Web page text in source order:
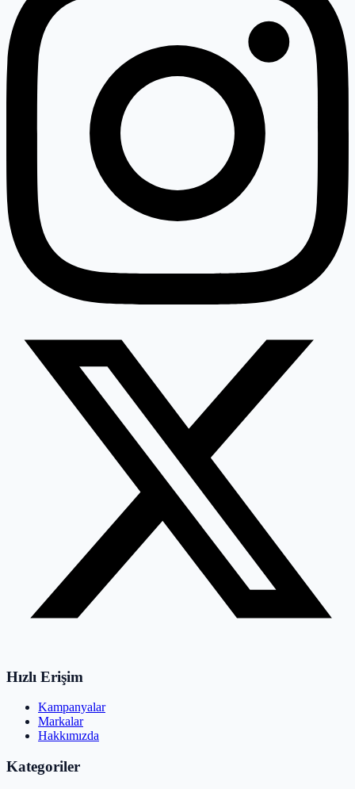
Hızlı Erişim
Kampanyalar
Markalar
Hakkımızda
Kategoriler